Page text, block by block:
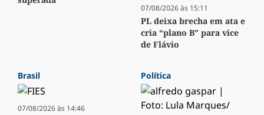
07/08/2026 às 15:11
PL deixa brecha em ata e
cria “plano B” para vice
de Flávio
Brasil
07/08/2026 às 14:46
Política